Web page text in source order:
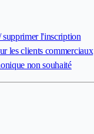
l'inscription
les clients commerciaux
non souhaité